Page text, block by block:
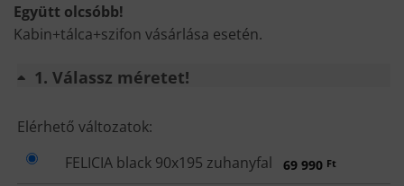
Együtt olcsóbb!
Kabin+tálca+szifon vásárlása esetén.
1 Válassz méretet!
VÁLASSZ
MÉRETET!
Elérhető változatok:
FELICIA black 90x195 zuhanyfal
69 990 Ft